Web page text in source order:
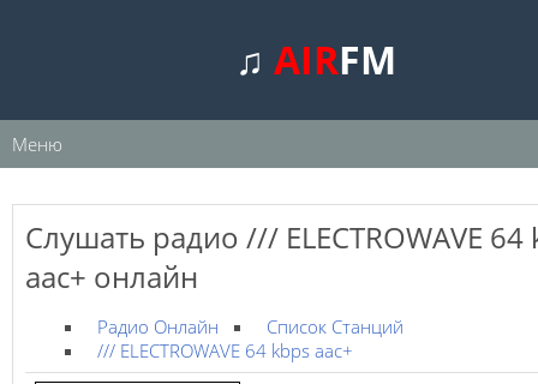
♫AIRFM
Меню
Слушать радио /// ELECTROWAVE 64
aac+ онлайн
Радио Онлайн
Список Станций
/// ELECTROWAVE 64 kbps aac+